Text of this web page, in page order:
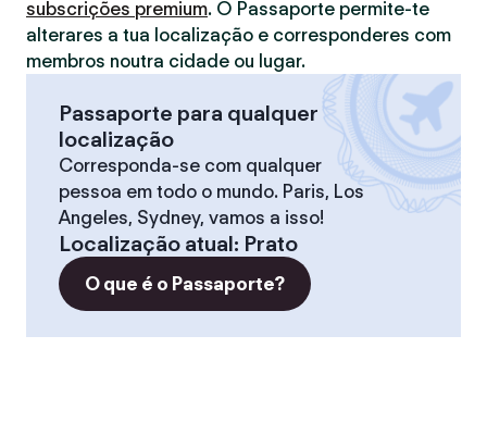
subscrições premium. O Passaporte permite-te
alterares a tua localização e corresponderes com
membros noutra cidade ou lugar.
Passaporte para qualquer
localização
Corresponda-se com qualquer
pessoa em todo o mundo. Paris, Los
Angeles, Sydney, vamos a isso!
Localização atual: Prato
O que é o Passaporte?